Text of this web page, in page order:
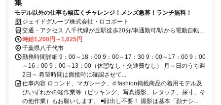
集
モデル以外の仕事も幅広くチャレンジ！メンズ急募！ランチ無料！
ジェイドグループ株式会社・ロコポート
交通・アクセス 八千代緑が丘駅徒歩20分/車通勤可/駅から電動自転車
の無料貸与あり
時給1,200円～1,625円
千葉県八千代市
勤務時間詳細 9：00～18：00 9：00～17：30 9：00～17：00 9：00
～16：00 9：00～13：00（休憩なし・交通費なし） 月～日のうち週
2日～ 希望時間は面接時に確認させて...
仕事内容 ロコンド、マガシーク、d fashion掲載商品の着用モデル及
びいずれかの軽作業等（ピッキング、写真撮影、レタッチ、採寸、そ
の他作業）もお願いします。 ◾️顔出し不要！ 撮影は基本「顔ナシ...